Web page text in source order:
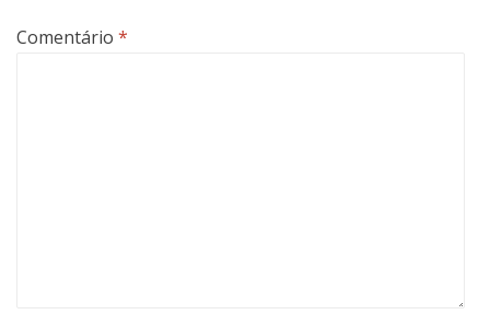
Comentário *